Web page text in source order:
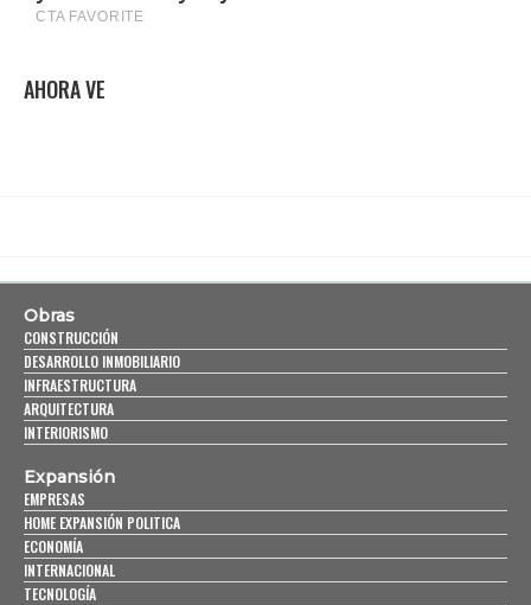
AHORA VE
Obras
CONSTRUCCIÓN
DESARROLLO INMOBILIARIO
INFRAESTRUCTURA
ARQUITECTURA
INTERIORISMO
Expansión
EMPRESAS
HOME EXPANSIÓN POLITICA
ECONOMÍA
INTERNACIONAL
TECNOLOGÍA